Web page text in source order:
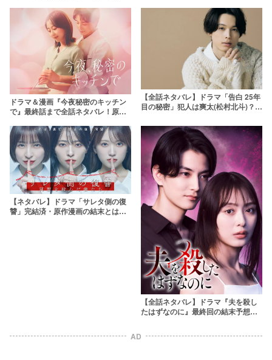
ト・続編も紹介【吉川愛主演】
ドラマ＆漫画『今夜秘密のキッチン
で』最終話まで全話ネタバレ！原作
【全話ネタバレ】ドラマ「告白 25年
目の秘密」犯人は爽太(松村北斗)？立
サユリの目的とは？
【ネタバレ】ドラマ「サレタ側の復
讐」完結済・原作漫画の結末とは？
【全話ネタバレ】ドラマ『夫を殺し
たはずなのに』最終回の結末予想！
AD